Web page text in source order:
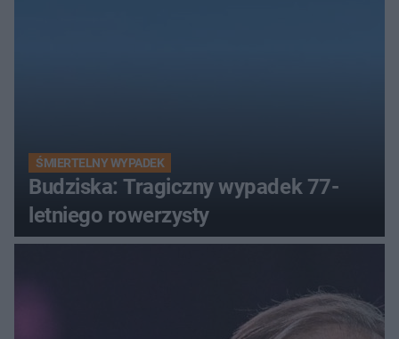
ŚMIERTELNY WYPADEK
Budziska: Tragiczny wypadek 77-
letniego rowerzysty